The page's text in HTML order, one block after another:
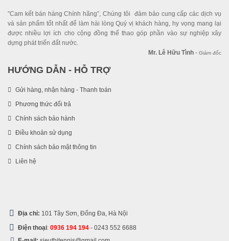
”Cam kết bán hàng Chính hãng”, Chúng tôi đảm bảo cung cấp các dịch vụ
và sản phẩm tốt nhất để làm hài lòng Quý vị khách hàng, hy vọng mang lại
được nhiều lợi ích cho cộng đồng thể thao góp phần vào sự nghiệp xây
dựng phát triển đất nước.
Mr. Lê Hữu Tình - Giám đốc
HƯỚNG DẪN - HỖ TRỢ
Gửi hàng, nhận hàng - Thanh toán
Phương thức đổi trả
Chính sách bảo hành
Điều khoản sử dụng
Chính sách bảo mật thông tin
Liên hệ
Địa chỉ: 101 Tây Sơn, Đống Đa, Hà Nội
Điện thoại: 0936 194 194 - 0243 552 6688